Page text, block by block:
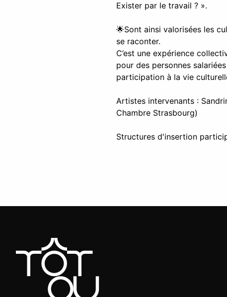
Exister par le travail ? ».
🌟Sont ainsi valorisées les
se raconter.
C’est une expérience
pour des personnes
participation à la vie
Artistes intervenants :
Chambre Strasbourg)
Structures d'insertion